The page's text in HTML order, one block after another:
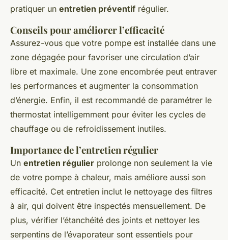
pratiquer un entretien préventif régulier.
Conseils pour améliorer l’efficacité
Assurez-vous que votre pompe est installée dans une
zone dégagée pour favoriser une circulation d’air
libre et maximale. Une zone encombrée peut entraver
les performances et augmenter la consommation
d’énergie. Enfin, il est recommandé de paramétrer le
thermostat intelligemment pour éviter les cycles de
chauffage ou de refroidissement inutiles.
Importance de l’entretien régulier
Un entretien régulier prolonge non seulement la vie
de votre pompe à chaleur, mais améliore aussi son
efficacité. Cet entretien inclut le nettoyage des filtres
à air, qui doivent être inspectés mensuellement. De
plus, vérifier l’étanchéité des joints et nettoyer les
serpentins de l’évaporateur sont essentiels pour